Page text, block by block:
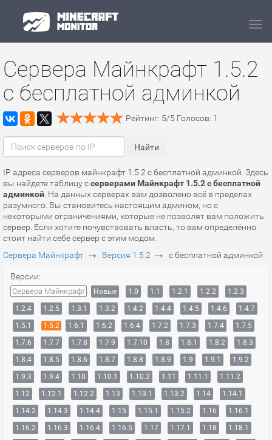
Сервера Майнкрафт 1.5.2
с бесплатной админкой
Рейтинг: 5/5 Голосов: 1
IP адреса серверов майнкрафт 1.5.2 с бесплатной админкой. Здесь
вы найдете таблицу ссерверами Майнкрафт 1.5.2 с бесплатной
админкой . На данных серверах вам дозволено всё в пределах
разумного. Вы становитесь настоящим админом, но с
некоторыми ограничениями, которые не позволят вам положить
сервер. Если хотите почувствовать власть, то вам определённо
стоит найти себе сервер с этим модом.
Сервера Майнкрафт → Версия 1.5.2 → с бесплатной админкой
Версии:
Сервера Майнкрафт Новые 1.0 1.1 1.2.1 1.2.2
1.2.3
1.2.4
1.2.5 1.3.1 1.3.2 1.4.2 1.4.4 1.4.5 1.4.6
1.4.7
1.5.1
1.5.2 1.6.1 1.6.2 1.6.4 1.7.2 1.7.3 1.7.4
1.7.5
1.7.6
1.7.7 1.7.8 1.7.9 1.7.10 1.8 1.8.1 1.8.2
1.8.3
1.8.4
1.8.5 1.8.6 1.8.7 1.8.8 1.8.9 1.9 1.9.1
1.9.2
1.9.3
1.9.4 1.10 1.10.1 1.10.2 1.11 1.11.1
1.11.2
1.12
1.12.1 1.12.2 1.13 1.13.1 1.13.2 1.14
1.14.1
1.14.2
1.14.3 1.14.4 1.15 1.15.1 1.15.2 1.16
1.16.1
1.16.2
1.16.3 1.16.4 1.16.5 1.17 1.17.1 1.18
1.18.1